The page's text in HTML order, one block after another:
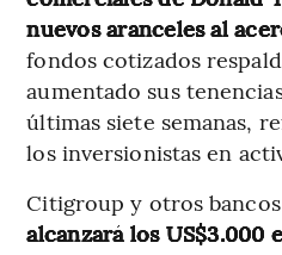
nuevos aranceles al
fondos cotizados
aumentado sus
últimas siete semanas,
los inversionistas en
Citigroup y otros
alcanzará los US$3.000